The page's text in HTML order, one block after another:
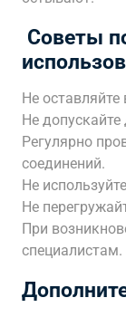
Советы
Не
Не допускайте
Регулярно
соединений.
Не
Не
При
специалистам.